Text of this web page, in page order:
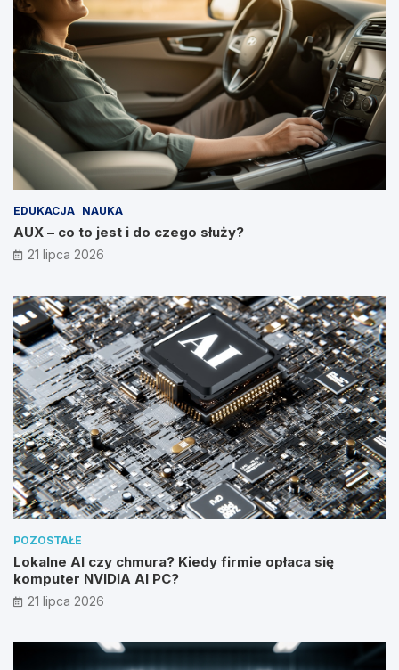
EDUKACJA NAUKA
AUX – co to jest i do czego służy?
21 lipca 2026
POZOSTAŁE
Lokalne AI czy chmura? Kiedy firmie opłaca się
komputer NVIDIA AI PC?
21 lipca 2026